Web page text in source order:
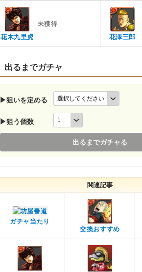
花木九里虎
未獲得
花澤三郎
出るまでガチャ
▶狙いを定める
▶狙う個数
出るまでガチャる
関連記事
ガチャ当たり
交換おすすめ